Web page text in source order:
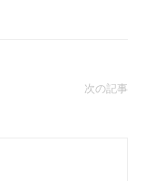
次の記事